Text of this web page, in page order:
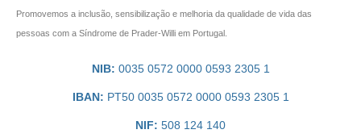
Promovemos a inclusão, sensibilização e melhoria da qualidade de vida das
pessoas com a Síndrome de Prader-Willi em Portugal.
NIB: 0035 0572 0000 0593 2305 1
IBAN: PT50 0035 0572 0000 0593 2305 1
NIF: 508 124 140